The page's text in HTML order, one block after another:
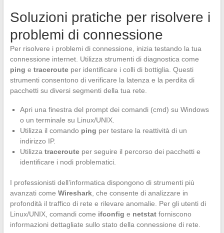
Soluzioni pratiche per risolvere i
problemi di connessione
Per risolvere i problemi di connessione, inizia testando la tua
connessione internet. Utilizza strumenti di diagnostica come
ping e tracerouteper identificare i colli di bottiglia. Questi
strumenti consentono di verificare la latenza e la perdita di
pacchetti su diversi segmenti della tua rete.
Apri una finestra del prompt dei comandi (cmd) su Windows
o un terminale su Linux/UNIX.
Utilizza il comando ping per testare la reattività di un
indirizzo IP.
Utilizza tracerouteper seguire il percorso dei pacchetti e
identificare i nodi problematici.
I professionisti dell’informatica dispongono di strumenti più
avanzati come Wireshark, che consente di analizzare in
profondità il traffico di rete e rilevare anomalie. Per gli utenti di
Linux/UNIX, comandi come ifconfig e netstatforniscono
informazioni dettagliate sullo stato della connessione di rete.